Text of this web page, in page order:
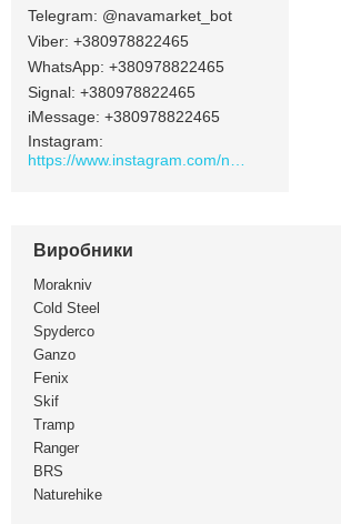
@navamarket_bot
+380978822465
+380978822465
Signal +380978822465
iMessage +380978822465
Instagram
Виробники
Morakniv
Cold Steel
Spyderco
Ganzo
Fenix
Skif
Tramp
Ranger
BRS
Naturehike